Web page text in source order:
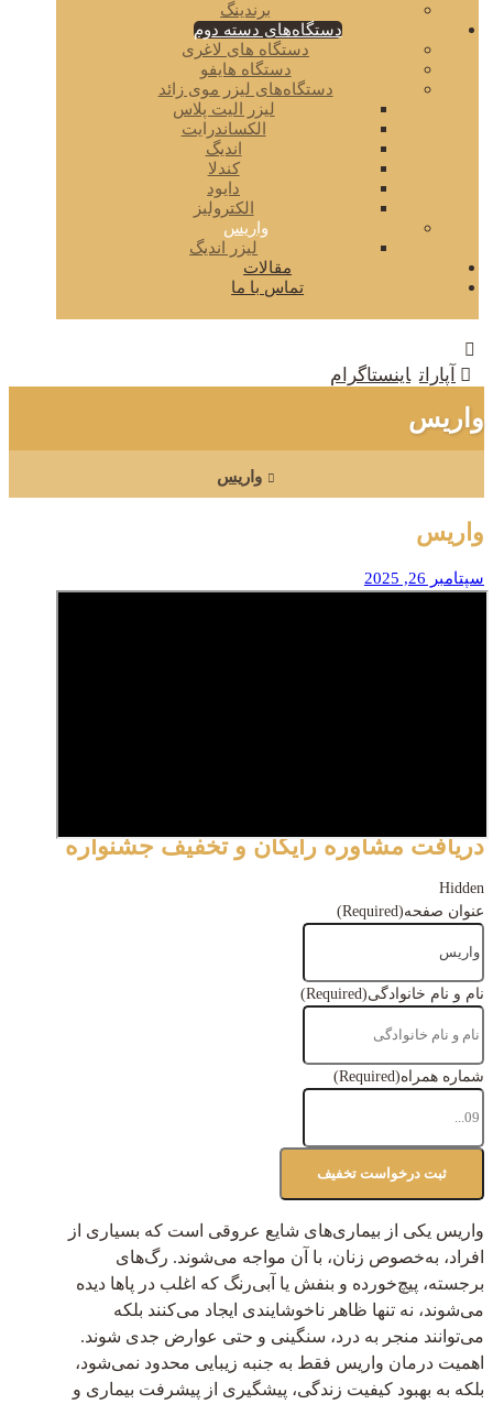
برندینگ
دستگاه‌های دسته دوم
دستگاه های لاغری
دستگاه هایفو
دستگاه‌های لیزر موی زائد
لیزر الیت پلاس
الکساندرایت
اندیگ
کندلا
دایود
الکترولیز
واریس
لیزر اندیگ
مقالات
تماس با ما
آپارات اینستاگرام
واریس
واریس
واریس
سپتامبر 26, 2025
دریافت مشاوره رایگان و تخفیف جشنواره
Hidden
عنوان صفحه(Required)
نام و نام خانوادگی(Required)
شماره همراه(Required)
واریس یکی از بیماری‌های شایع عروقی است که بسیاری از
افراد، به‌خصوص زنان، با آن مواجه می‌شوند. رگ‌های
برجسته، پیچ‌خورده و بنفش یا آبی‌رنگ که اغلب در پاها دیده
می‌شوند، نه تنها ظاهر ناخوشایندی ایجاد می‌کنند بلکه
می‌توانند منجر به درد، سنگینی و حتی عوارض جدی شوند.
اهمیت درمان واریس فقط به جنبه زیبایی محدود نمی‌شود،
بلکه به بهبود کیفیت زندگی، پیشگیری از پیشرفت بیماری و